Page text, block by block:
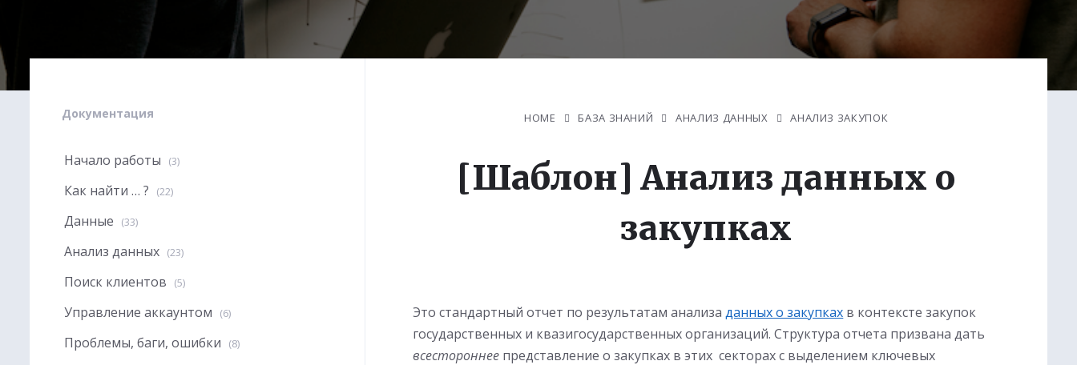
HOME БАЗА ЗНАНИЙ АНАЛИЗ ДАННЫХ АНАЛИЗ ЗАКУПОК
[Шаблон] Анализ данных о
закупках
Это стандартный отчет по результатам анализаданных о закупках в контексте закупок
государственных и квазигосударственных организаций. Структура отчета призвана дать
всестороннее представление о закупках в этих секторах с выделением ключевых
Документация
Начало работы (3)
Как найти … ? (22)
Данные (33)
Анализ данных (23)
Поиск клиентов (5)
Управление аккаунтом (6)
Проблемы, баги, ошибки (8)